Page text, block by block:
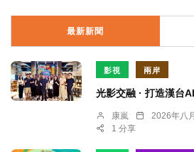
最新新聞
影視 兩岸
光影交融 · 打造漢台
康嵐 2026年八
1 分享